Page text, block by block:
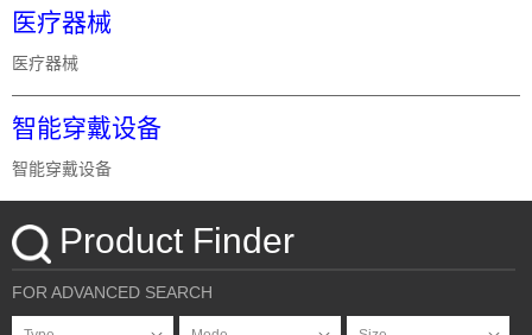
医疗器械
医疗器械
智能穿戴设备
智能穿戴设备
Product Finder
FOR ADVANCED SEARCH